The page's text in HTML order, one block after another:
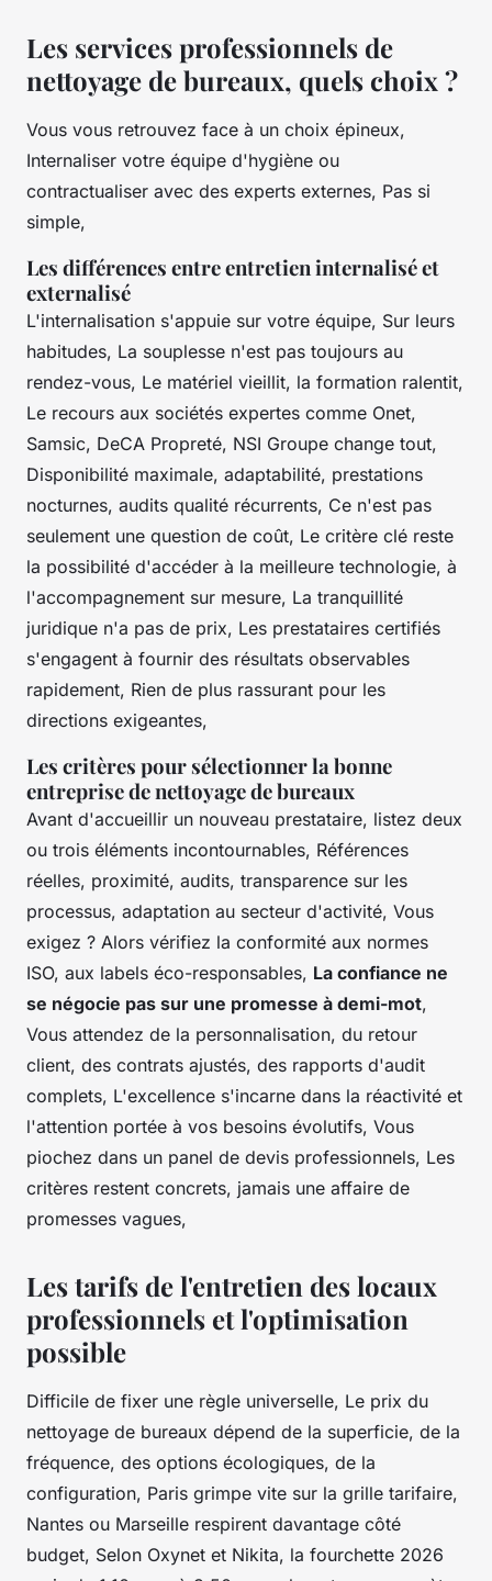
Les services professionnels de
nettoyage de bureaux, quels choix ?
Vous vous retrouvez face à un choix épineux,
Internaliser votre équipe d'hygiène ou
contractualiser avec des experts externes, Pas si
simple,
Les différences entre entretien internalisé et
externalisé
L'internalisation s'appuie sur votre équipe, Sur leurs
habitudes, La souplesse n'est pas toujours au
rendez-vous, Le matériel vieillit, la formation ralentit,
Le recours aux sociétés expertes comme Onet,
Samsic, DeCA Propreté, NSI Groupe change tout,
Disponibilité maximale, adaptabilité, prestations
nocturnes, audits qualité récurrents, Ce n'est pas
seulement une question de coût, Le critère clé reste
la possibilité d'accéder à la meilleure technologie, à
l'accompagnement sur mesure, La tranquillité
juridique n'a pas de prix, Les prestataires certifiés
s'engagent à fournir des résultats observables
rapidement, Rien de plus rassurant pour les
directions exigeantes,
Les critères pour sélectionner la bonne
entreprise de nettoyage de bureaux
Avant d'accueillir un nouveau prestataire, listez deux
ou trois éléments incontournables, Références
réelles, proximité, audits, transparence sur les
processus, adaptation au secteur d'activité, Vous
exigez ? Alors vérifiez la conformité aux normes
ISO, aux labels éco-responsables, La confiance ne
se négocie pas sur une promesse à demi-mot,
Vous attendez de la personnalisation, du retour
client, des contrats ajustés, des rapports d'audit
complets, L'excellence s'incarne dans la réactivité et
l'attention portée à vos besoins évolutifs, Vous
piochez dans un panel de devis professionnels, Les
critères restent concrets, jamais une affaire de
promesses vagues,
Les tarifs de l'entretien des locaux
professionnels et l'optimisation
possible
Difficile de fixer une règle universelle, Le prix du
nettoyage de bureaux dépend de la superficie, de la
fréquence, des options écologiques, de la
configuration, Paris grimpe vite sur la grille tarifaire,
Nantes ou Marseille respirent davantage côté
budget, Selon Oxynet et Nikita, la fourchette 2026